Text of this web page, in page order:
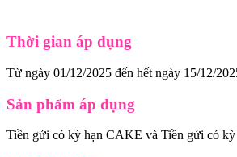
Thời gian áp dụng
Từ ngày 01/12/2025 đến hết ngày 15/12/
Sản phẩm áp dụng
Tiền gửi có kỳ hạn CAKE và Tiền gửi có